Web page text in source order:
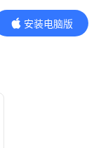
安装电脑版
内容更精彩